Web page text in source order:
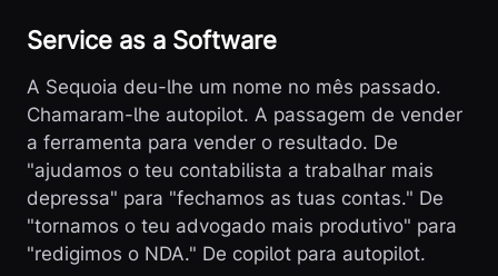
Service as a Software
A Sequoia deu-lhe um nome no mês passado.
Chamaram-lhe autopilot. A passagem de vender
a ferramenta para vender o resultado. De
"ajudamos o teu contabilista a trabalhar mais
depressa" para "fechamos as tuas contas." De
"tornamos o teu advogado mais produtivo" para
"redigimos o NDA." De copilot para autopilot.